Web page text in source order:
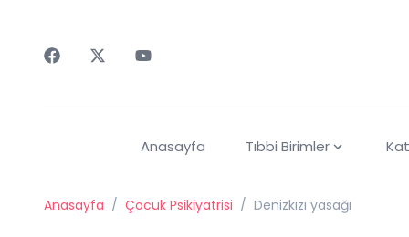
Anasayfa Tıbbi Birimler
Anasayfa / Çocuk Psikiyatrisi / Denizkızı yasağı